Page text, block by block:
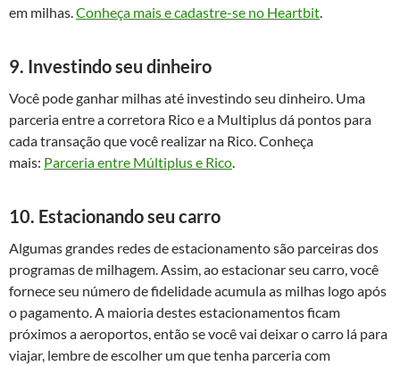
em milhas.Conheça mais e cadastre-se no Heartbit.
9. Investindo seu dinheiro
Você pode ganhar milhas até investindo seu dinheiro. Uma
parceria entre a corretora Rico e a Multiplus dá pontos para
cada transação que você realizar na Rico. Conheça
mais: Parceria entre Múltiplus e Rico.
10. Estacionando seu carro
Algumas grandes redes de estacionamento são parceiras dos
programas de milhagem. Assim, ao estacionar seu carro, você
fornece seu número de fidelidade acumula as milhas logo após
o pagamento. A maioria destes estacionamentos ficam
próximos a aeroportos, então se você vai deixar o carro lá para
viajar, lembre de escolher um que tenha parceria com